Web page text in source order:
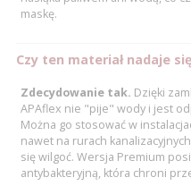
maskę.
Czy ten materiał nadaje
Zdecydowanie tak. Dzięki
APAflex nie "pije" wody i jest
Można go stosować w
nawet na rurach
się wilgoć. Wersja Premium
antybakteryjną, która chroni